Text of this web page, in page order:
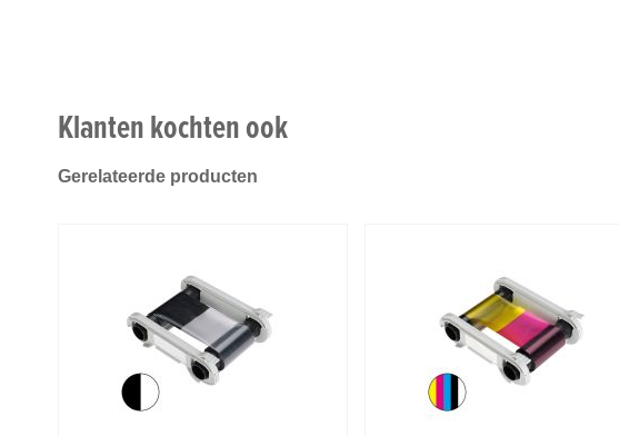
Klanten kochten ook
Gerelateerde producten